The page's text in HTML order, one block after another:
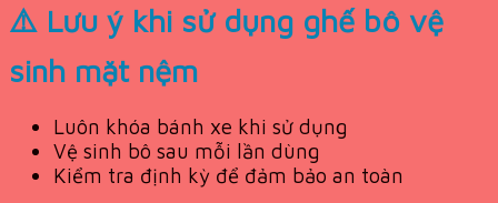
⚠️ Lưu ý khi sử dụng ghế bô vệ
sinh mặt nệm
Luôn khóa bánh xe khi sử dụng
Vệ sinh bô sau mỗi lần dùng
Kiểm tra định kỳ để đảm bảo an toàn